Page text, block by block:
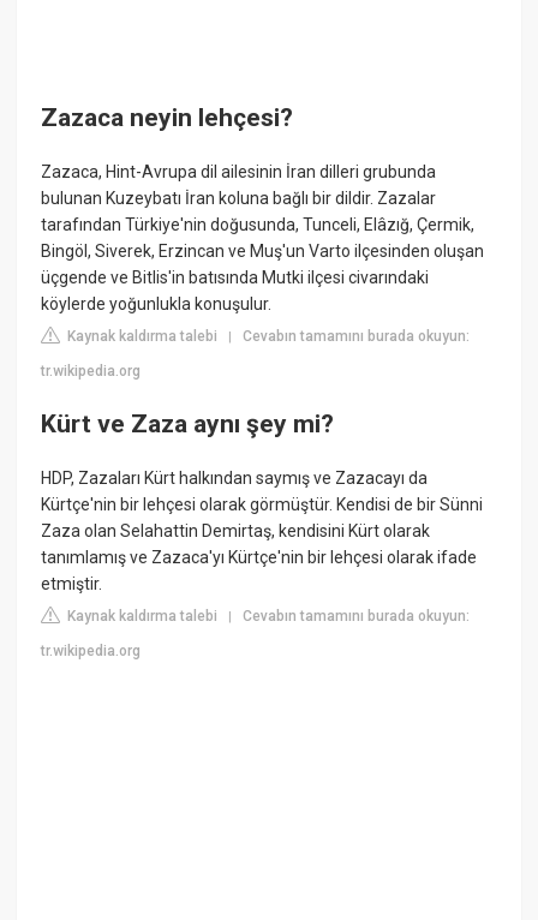
Zazaca neyin lehçesi?
Zazaca, Hint-Avrupa dil ailesinin İran dilleri grubunda
bulunan Kuzeybatı İran koluna bağlı bir dildir. Zazalar
tarafından Türkiye'nin doğusunda, Tunceli, Elâzığ, Çermik,
Bingöl, Siverek, Erzincan ve Muş'un Varto ilçesinden oluşan
üçgende ve Bitlis'in batısında Mutki ilçesi civarındaki
köylerde yoğunlukla konuşulur.
Kaynak kaldırma talebi |Cevabın tamamını burada okuyun:
tr.wikipedia.org
Kürt ve Zaza aynı şey mi?
HDP, Zazaları Kürt halkından saymış ve Zazacayı da
Kürtçe'nin bir lehçesi olarak görmüştür. Kendisi de bir Sünni
Zaza olan Selahattin Demirtaş, kendisini Kürt olarak
tanımlamış ve Zazaca'yı Kürtçe'nin bir lehçesi olarak ifade
etmiştir.
Kaynak kaldırma talebi |Cevabın tamamını burada okuyun:
tr.wikipedia.org